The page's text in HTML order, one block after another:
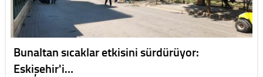
Bunaltan sıcaklar etkisini sürdürüyor:
Eskişehir'i…